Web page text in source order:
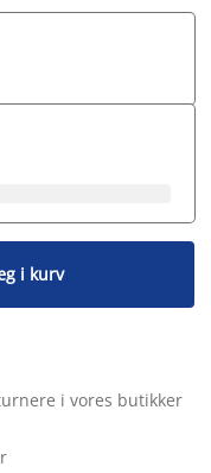
i kurv
i vores butikker